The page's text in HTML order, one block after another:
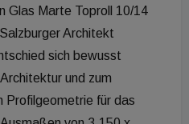
Glas Marte Toproll 10/14
Architekt
sich bewusst
und zum
Profilgeometrie für das